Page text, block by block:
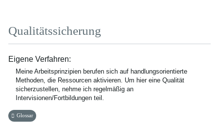
Qualitätssicherung
Eigene Verfahren:
Meine Arbeitsprinzipien berufen sich auf handlungsorientierte
Methoden, die Ressourcen aktivieren. Um hier eine Qualität
sicherzustellen, nehme ich regelmäßig an
Intervisionen/Fortbildungen teil.
Glossar